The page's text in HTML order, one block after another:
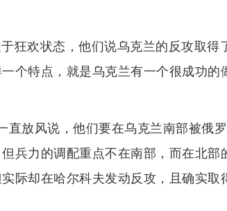
狂欢状态，他们说乌克兰的反攻取得
个特点，就是乌克兰有一个很成功的
直放风说，他们要在乌克兰南部被俄
兵力的调配重点不在南部，而在北
际却在哈尔科夫发动反攻，且确实取